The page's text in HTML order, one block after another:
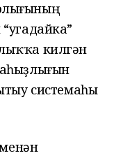
килгән
системаһы